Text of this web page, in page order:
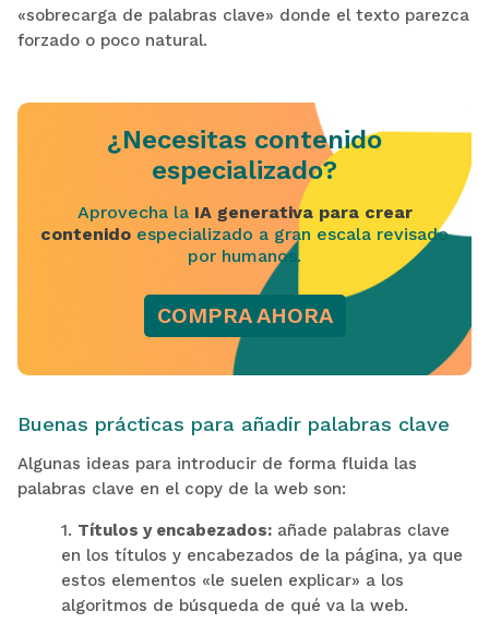
«sobrecarga de palabras clave» donde el texto parezca
forzado o poco natural.
¿Necesitas contenido
especializado?
Aprovecha la IA generativa para crear
contenido especializado a gran escala revisado
por humanos.
COMPRA AHORA
Buenas prácticas para añadir palabras clave
Algunas ideas para introducir de forma fluida las
palabras clave en el copy de la web son:
1. Títulos y encabezados:añade palabras clave
en los títulos y encabezados de la página, ya que
estos elementos «le suelen explicar» a los
algoritmos de búsqueda de qué va la web.